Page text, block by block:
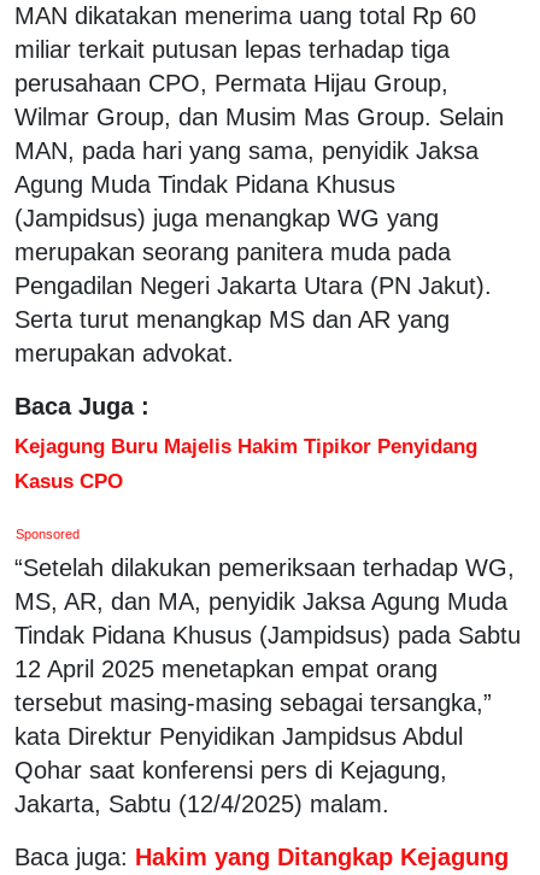
MAN dikatakan menerima uang total Rp 60
miliar terkait putusan lepas terhadap tiga
perusahaan CPO, Permata Hijau Group,
Wilmar Group, dan Musim Mas Group. Selain
MAN, pada hari yang sama, penyidik Jaksa
Agung Muda Tindak Pidana Khusus
(Jampidsus) juga menangkap WG yang
merupakan seorang panitera muda pada
Pengadilan Negeri Jakarta Utara (PN Jakut).
Serta turut menangkap MS dan AR yang
merupakan advokat.
Baca Juga :
Kejagung Buru Majelis Hakim Tipikor Penyidang
Kasus CPO
Sponsored
“Setelah dilakukan pemeriksaan terhadap WG,
MS, AR, dan MA, penyidik Jaksa Agung Muda
Tindak Pidana Khusus (Jampidsus) pada Sabtu
12 April 2025 menetapkan empat orang
tersebut masing-masing sebagai tersangka,”
kata Direktur Penyidikan Jampidsus Abdul
Qohar saat konferensi pers di Kejagung,
Jakarta, Sabtu (12/4/2025) malam.
Baca juga: Hakim yang Ditangkap Kejagung